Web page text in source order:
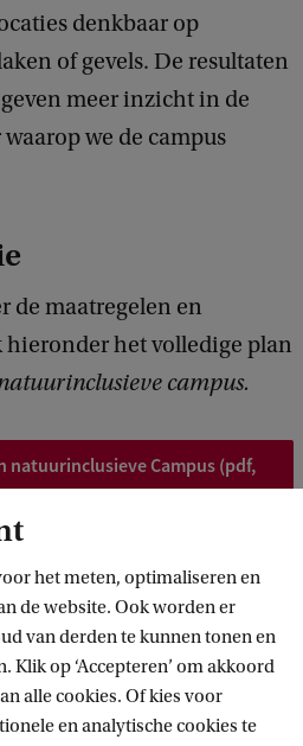
denkbaar op
of gevels. De resultaten
meer inzicht in de
we de campus
de maatregelen en
hieronder het volledige plan
campus.
natuurinclusieve Campus (pdf,
op sociale media
het meten, optimaliseren en
de website. Ook worden er
van derden te kunnen tonen en
op ‘Accepteren’ om akkoord
alle cookies. Of kies voor
en analytische cookies te